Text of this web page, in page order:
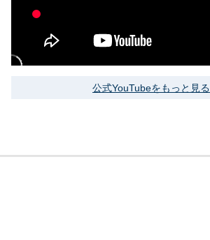
公式YouTubeをもっと見る